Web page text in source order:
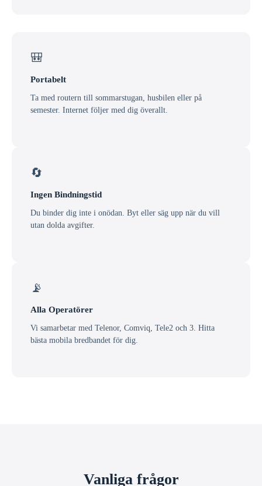
🎒
Portabelt
Ta med routern till sommarstugan, husbilen eller på
semester. Internet följer med dig överallt.
🔄
Ingen Bindningstid
Du binder dig inte i onödan. Byt eller säg upp när du vill
utan dolda avgifter.
📡
Alla Operatörer
Vi samarbetar med Telenor, Comviq, Tele2 och 3. Hitta
bästa mobila bredbandet för dig.
Vanliga frågor